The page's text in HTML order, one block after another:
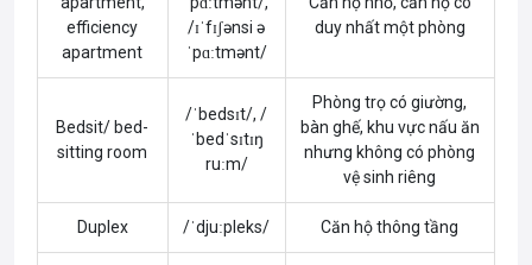
efficiency
apartment
/ɪˈfɪʃənsi ə
ˈpɑːtmənt/
duy nhất một phòng
Bedsit/ bed-
sitting room
/ˈbedsɪt/, /
ˈbedˈsɪtɪŋ
ruːm/
Phòng trọ có giường,
bàn ghế, khu vực nấu ăn
nhưng không có phòng
vệ sinh riêng
Duplex /ˈdjuːpleks/ Căn hộ thông tầng